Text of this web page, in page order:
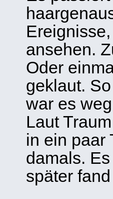
ansehen.
Oder
geklaut.
war es
Laut
in ein paar
damals.
später